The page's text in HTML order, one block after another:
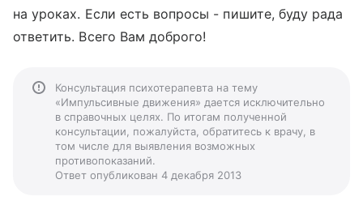
на уроках. Если есть вопросы - пишите, буду рада
ответить. Всего Вам доброго!
Консультация психотерапевта на тему
«Импульсивные движения» дается исключительно
в справочных целях. По итогам полученной
консультации, пожалуйста, обратитесь к врачу, в
том числе для выявления возможных
противопоказаний.
Ответ опубликован 4 декабря 2013